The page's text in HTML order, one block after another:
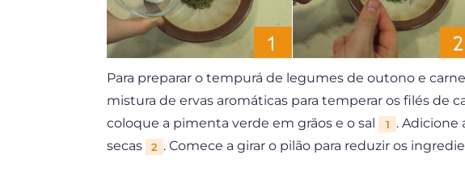
Para preparar o tempurá de legumes de outono e
mistura de ervas aromáticas para temperar os filés de
coloque a pimenta verde em grãos e o sal
1
. Adicione
secas
2 . Comece a girar o pilão para reduzir os